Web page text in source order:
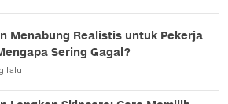
Menabung Realistis untuk Pekerja
Sering Gagal?
lalu